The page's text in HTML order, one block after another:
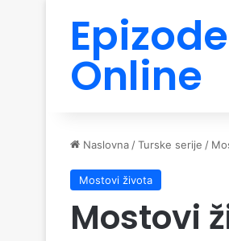
Epizode
Online
Naslovna /Turske serije /
Mostovi života
Mostovi